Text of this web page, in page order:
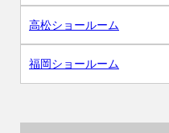
高松ショールーム
福岡ショールーム